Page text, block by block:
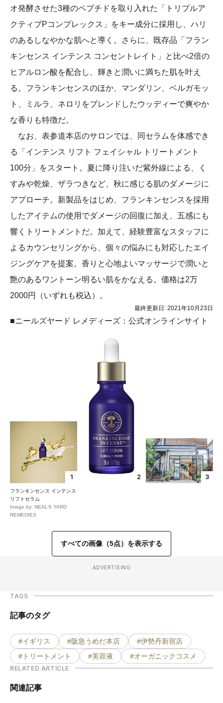
オ発酵させた3種のペプチドを取り入れた「トリプルア
クティブPコンプレックス」をキー成分に採用し、ハリ
のあるしなやかな肌へと導く。さらに、既存品「フラン
キンセンス インテンス コンセントレイト」と比べ2倍の
ヒアルロン酸を配合し、輝きと潤いに満ちた肌を叶え
る。フランキンセンスのほか、マンダリン、ベルガモッ
ト、ミルラ、ネロリをブレンドしたウッディーで爽やか
な香りも特徴だ。
なお、表参道本店のサロンでは、同セラムを体感でき
る「インテンス リフト フェイシャル トリートメント
100分」をスタート。夏に降り注いだ紫外線による、く
すみや乾燥、ザラつきなど、秋に感じる肌のダメージに
アプローチ。新製品をはじめ、フランキンセンスを採用
したアイテムの使用でダメージの回復に加え、五感にも
響くトリートメントだ。加えて、経験豊富なスタッフに
よるカウンセリングから、個々の悩みにも対応したエイ
ジングケアを提案。香りと心地よいマッサージで潤いと
艶のあるワントーン明るい肌をかなえる。価格は2万
2000円（いずれも税込）。
最終更新日: 2021年10月23日
■ニールズヤード レメディーズ：公式オンラインサイト
1
フランキンセンス インテンス
リフトセラム
Image by: NEAL’S YARD
REMEDIES
2 3
すべての画像（5点）を表示する
ADVERTISING
TAGS
記事のタグ
#イギリス #阪急うめだ本店
#伊勢丹新宿店
#トリートメント
#美容液 #オーガニックコスメ
RELATED ARTICLE
関連記事